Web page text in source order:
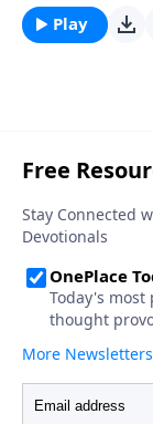
podemos
perspectiva
que Dios es el
Dios,
estará en
Dios es el
Play